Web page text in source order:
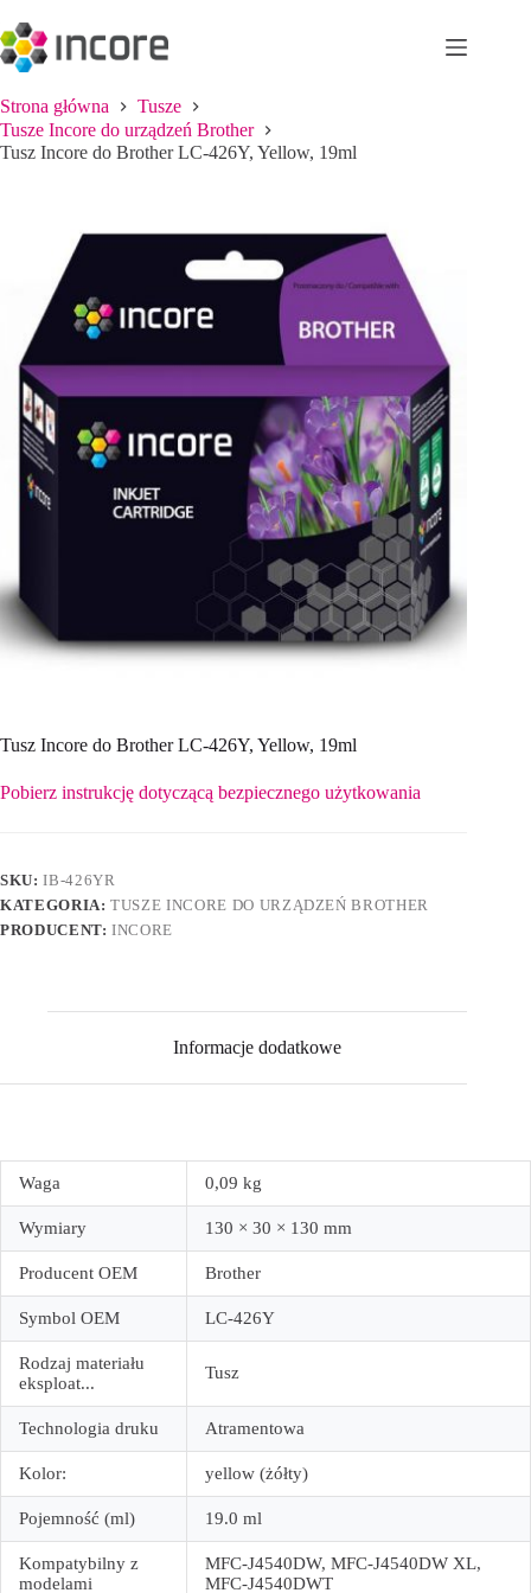
do
treści
Strona główna
Tusze
Tusze Incore do urządzeń Brother
Tusz Incore do Brother LC-426Y, Yellow, 19ml
Tusz Incore do Brother LC-426Y, Yellow, 19ml
Pobierz instrukcję dotyczącą bezpiecznego użytkowania
SKU:IB-426YR
KATEGORIA:TUSZE INCORE DO URZĄDZEŃ BROTHER
PRODUCENT:INCORE
Informacje dodatkowe
Waga 0,09 kg
Wymiary 130 × 30 × 130 mm
Producent OEM Brother
Symbol OEM LC-426Y
Rodzaj materiału
eksploat...
Tusz
Technologia druku Atramentowa
Kolor: yellow (żółty)
Pojemność (ml) 19.0 ml
Kompatybilny z
modelami
MFC-J4540DW, MFC-J4540DW XL,
MFC-J4540DWT